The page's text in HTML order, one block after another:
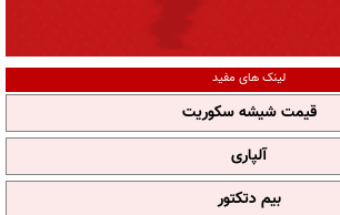
لینک های مفید
قیمت شیشه سکوریت
آلپاری
بیم دتکتور